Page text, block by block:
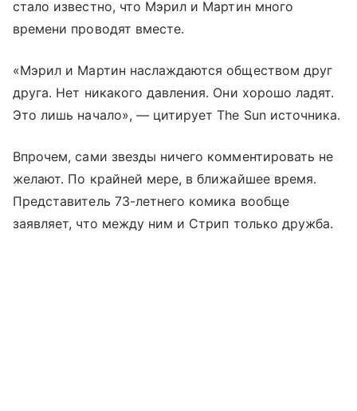
стало известно, что Мэрил и Мартин много
времени проводят вместе.
«Мэрил и Мартин наслаждаются обществом друг
друга. Нет никакого давления. Они хорошо ладят.
Это лишь начало», — цитирует The Sun источника.
Впрочем, сами звезды ничего комментировать не
желают. По крайней мере, в ближайшее время.
Представитель 73-летнего комика вообще
заявляет, что между ним и Стрип только дружба.